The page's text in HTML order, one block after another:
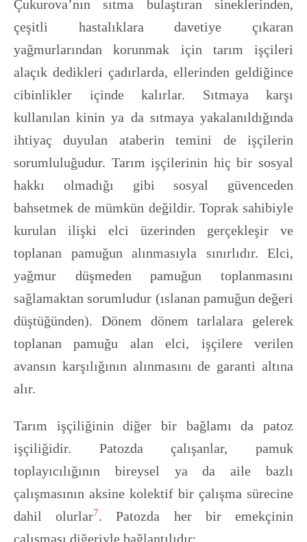
Çukurova’nın sıtma bulaştıran sineklerinden,
çeşitli hastalıklara davetiye çıkaran
yağmurlarından korunmak için tarım işçileri
alaçık dedikleri çadırlarda, ellerinden geldiğince
cibinlikler içinde kalırlar. Sıtmaya karşı
kullanılan kinin ya da sıtmaya yakalanıldığında
ihtiyaç duyulan ataberin temini de işçilerin
sorumluluğudur. Tarım işçilerinin hiç bir sosyal
hakkı olmadığı gibi sosyal güvenceden
bahsetmek de mümkün değildir. Toprak sahibiyle
kurulan ilişki elci üzerinden gerçekleşir ve
toplanan pamuğun alınmasıyla sınırlıdır. Elci,
yağmur düşmeden pamuğun toplanmasını
sağlamaktan sorumludur (ıslanan pamuğun değeri
düştüğünden). Dönem dönem tarlalara gelerek
toplanan pamuğu alan elci, işçilere verilen
avansın karşılığının alınmasını de garanti altına
alır.
Tarım işçiliğinin diğer bir bağlamı da patoz
işçiliğidir. Patozda çalışanlar, pamuk
toplayıcılığının bireysel ya da aile bazlı
çalışmasının aksine kolektif bir çalışma sürecine
dahil olurlar7. Patozda her bir emekçinin
çalışması diğeriyle bağlantılıdır: